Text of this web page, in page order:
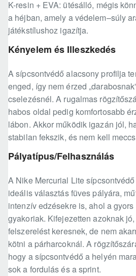
K-resin + EVA: ütésálló, mégis
a héjban, amely a védelem–súly
játékstílushoz igazítja.
Kényelem és Illeszkedés
A sípcsontvédő alacsony profilja
enged, így nem érzed
cselezésnél. A rugalmas
habos oldal pedig komfortosabb
lábon. Akkor működik igazán jól,
stabilan fekszik, és nem kell
Pályatípus/Felhasználás
A Nike Mercurial Lite
ideális választás füves pályára,
intenzív edzésekre is, ahol a
gyakoriak. Kifejezetten azoknak
felszerelést keresnek, de nem
kötni a párharcoknál. A
hogy a sípcsontvédő a helyén
sok a fordulás és a sprint.